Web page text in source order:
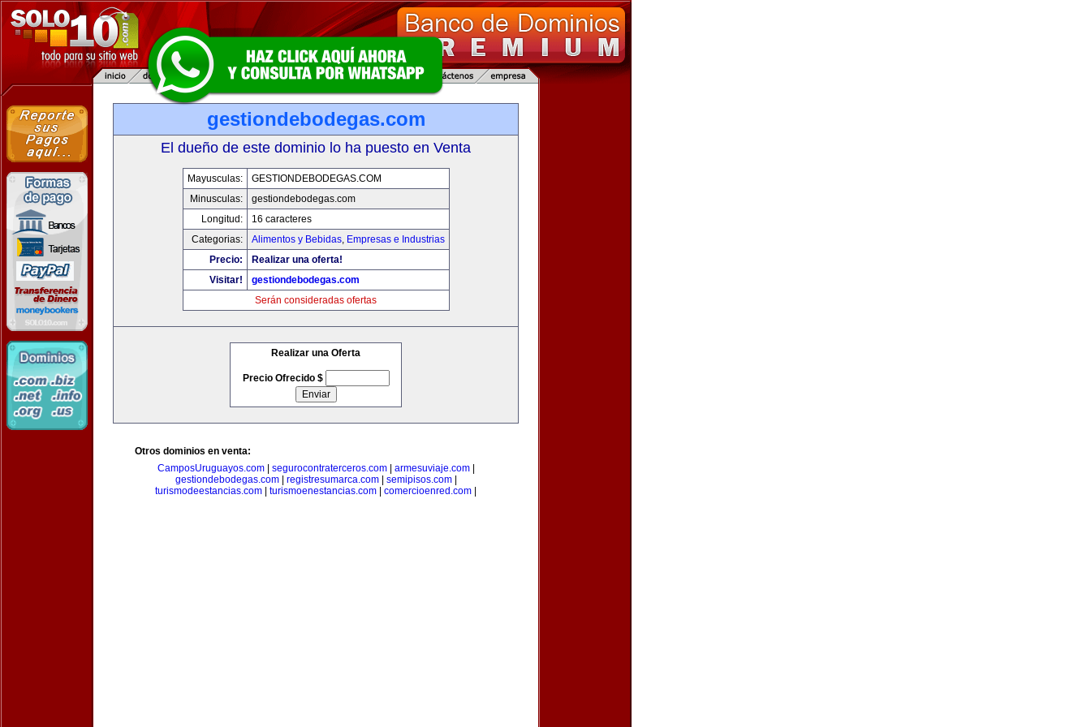
gestiondebodegas.com
El dueño de este dominio lo ha puesto en Venta
Mayusculas:
GESTIONDEBODEGAS.COM
Minusculas:
gestiondebodegas.com
Longitud:
16 caracteres
Categorias:
Alimentos y Bebidas, Empresas e Industrias
Precio:
Realizar una oferta!
Visitar!
gestiondebodegas.com
Serán consideradas ofertas
Realizar una Oferta
Precio Ofrecido $
Otros dominios en venta:
CamposUruguayos.com| segurocontraterceros.com| armesuviaje.com|
gestiondebodegas.com| registresumarca.com| semipisos.com|
turismodeestancias.com
turismoenestancias.com comercioenred.com